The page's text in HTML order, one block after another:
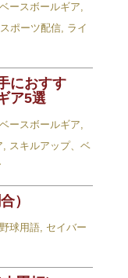
ベースボールギア,
スポーツ配信, ライ
におすす
ア5選
ベースボールギア,
, スキルアップ、ベ
）
野球用語, セイバー